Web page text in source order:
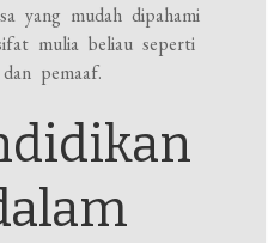
yang mudah dipahami
mulia beliau seperti
pemaaf.